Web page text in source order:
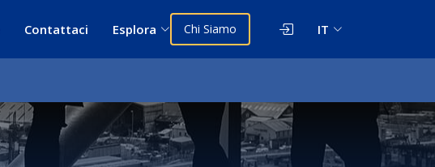
Contattaci Esplora Chi Siamo IT